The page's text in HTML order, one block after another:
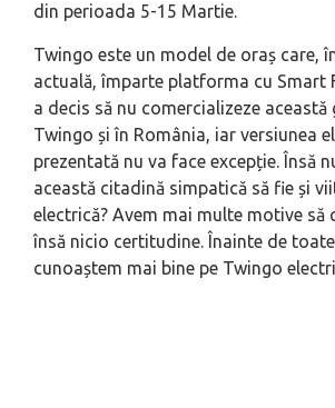
din perioada 5-15 Martie.
Twingo este un model de oraș care,
actuală, împarte platforma cu Smart
a decis să nu comercializeze această
Twingo și în România, iar versiunea
prezentată nu va face excepție. Însă
această citadină simpatică să fie și
electrică? Avem mai multe motive să
însă nicio certitudine. Înainte de
cunoaștem mai bine pe Twingo